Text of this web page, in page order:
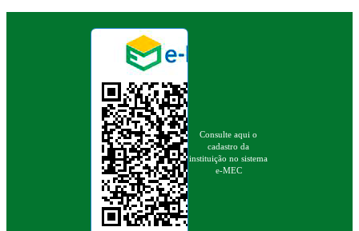
Consulte aqui o
cadastro da
instituição no sistema
e-MEC